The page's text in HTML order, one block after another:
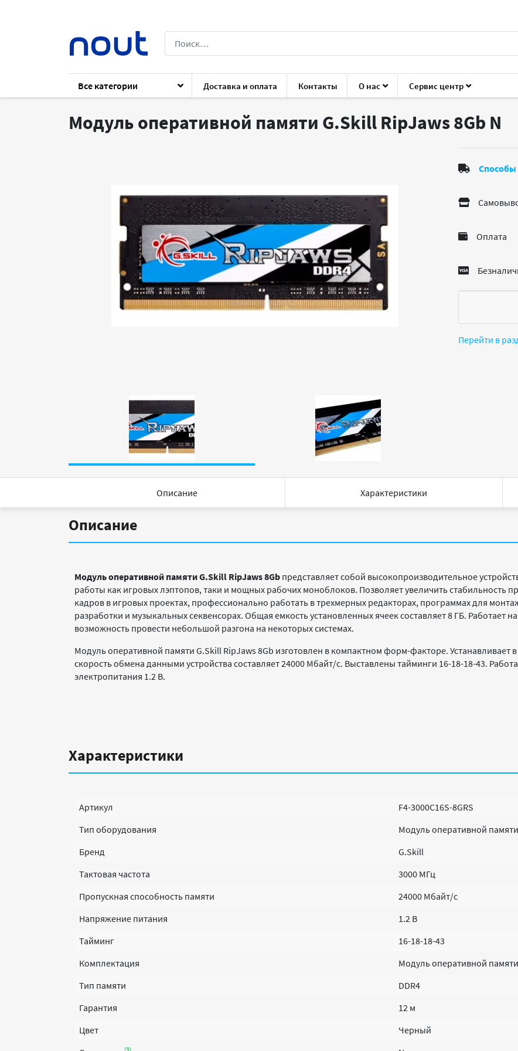
Все категории Доставка и оплата Контакты О нас Сервис центр
Каталог Комплектующие Комплектующие для ПК Модули ОЗУ G.Skill RipJaws 8Gb
Модуль оперативной памяти G.Skill RipJaws 8Gb N
Способы
Оплата
Перейти в
Описание Характеристики
Описание
Модуль оперативной памяти G.Skill RipJaws 8Gb представляет собой высокопроизводительное
работы как игровых лэптопов, таки и мощных рабочих моноблоков. Позволяет увеличить стабильность
кадров в игровых проектах, профессионально работать в трехмерных редакторах, программах для
разработки и музыкальных секвенсорах. Общая емкость установленных ячеек составляет 8 ГБ. Работает
возможность провести небольшой разгона на некоторых системах.
Модуль оперативной памяти G.Skill RipJaws 8Gb изготовлен в компактном форм-факторе. Устанавливает
скорость обмена данными устройства составляет 24000 Мбайт/с. Выставлены тайминги 16-18-18-43.
электропитания 1.2 В.
Характеристики
Артикул
F4-3000C16S-8GRS
Тип оборудования
Модуль оперативной памяти
Бренд
G.Skill
Тактовая частота
3000 MГц
Пропускная способность памяти
24000 Мбайт/с
Напряжение питания
1.2 В
Тайминг
16-18-18-43
Комплектация
Модуль оперативной
Тип памяти
DDR4
Гарантия
12 м
Цвет
Черный